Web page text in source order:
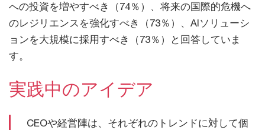
への投資を増やすべき（74％）、将来の国際的危機へ
のレジリエンスを強化すべき（73％）、AIソリューシ
ョンを大規模に採用すべき（73％）と回答していま
す。
実践中のアイデア
CEOや経営陣は、それぞれのトレンドに対して個